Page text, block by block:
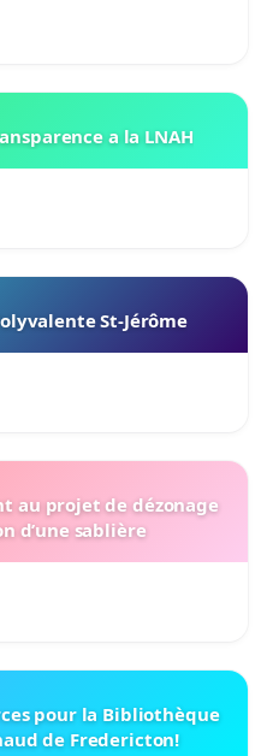
a la LNAH
St-Jérôme
au projet de dézonage
d’une sablière
pour la Bibliothèque
de Fredericton!